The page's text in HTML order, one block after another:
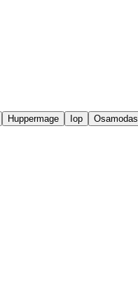
Huppermage Iop Osamodas